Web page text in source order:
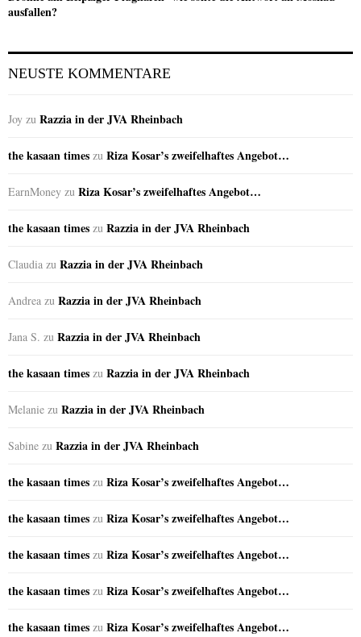
ausfallen?
NEUSTE KOMMENTARE
Joy zu Razzia in der JVA Rheinbach
the kasaan times zu Riza Kosar’s zweifelhaftes Angebot…
EarnMoney zu Riza Kosar’s zweifelhaftes Angebot…
the kasaan times zu Razzia in der JVA Rheinbach
Claudia zu Razzia in der JVA Rheinbach
Andrea zu Razzia in der JVA Rheinbach
Jana S. zu Razzia in der JVA Rheinbach
the kasaan times zu Razzia in der JVA Rheinbach
Melanie zu Razzia in der JVA Rheinbach
Sabine zu Razzia in der JVA Rheinbach
the kasaan times zu Riza Kosar’s zweifelhaftes Angebot…
the kasaan times zu Riza Kosar’s zweifelhaftes Angebot…
the kasaan times zu Riza Kosar’s zweifelhaftes Angebot…
the kasaan times zu Riza Kosar’s zweifelhaftes Angebot…
the kasaan times zu Riza Kosar’s zweifelhaftes Angebot…